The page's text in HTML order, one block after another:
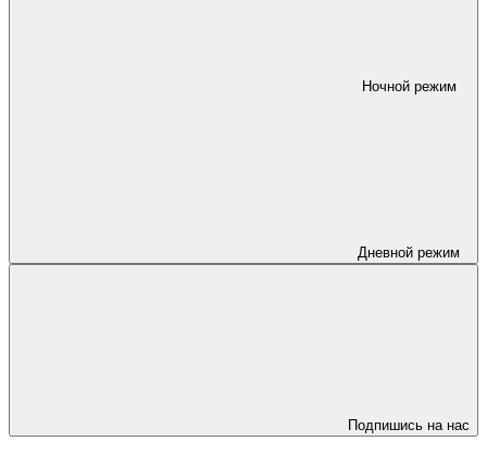
Ночной режим
Дневной режим
Подпишись на нас